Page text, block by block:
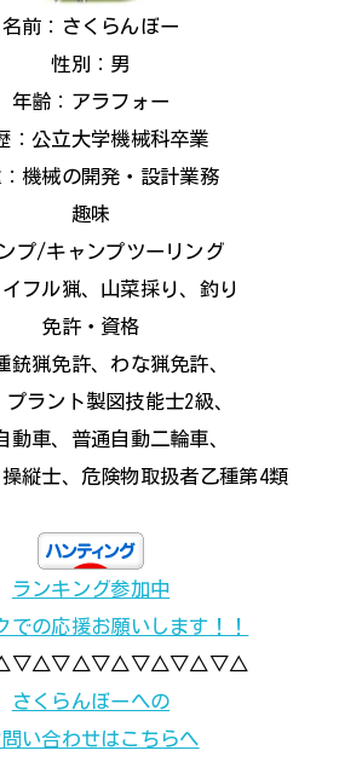
名前：さくらんぼー
性別：男
年齢：アラフォー
：公立大学機械科卒業
機械の開発・設計業務
趣味
プ/キャンプツーリング
フル猟、山菜採り、釣り
免許・資格
銃猟免許、わな猟免許、
プラント製図技能士2級、
動車、普通自動二輪車、
縦士、危険物取扱者乙種第4類
ランキング参加中
での応援お願いします！！
さくらんぼーへの
い合わせはこちらへ